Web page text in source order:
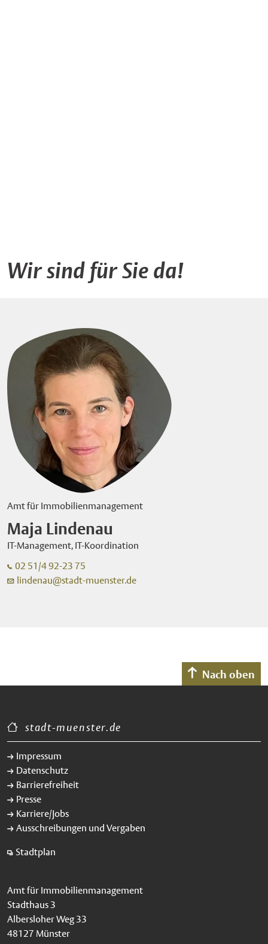
Wir sind für Sie da!
Amt für Immobilienmanagement
Maja Lindenau
IT-Management, IT-Koordination
02 51/4 92-23 75
lindenau@stadt-muenster.de
Nach oben
stadt-muenster.de
Impressum
Datenschutz
Barrierefreiheit
Presse
Karriere/Jobs
Ausschreibungen und Vergaben
Stadtplan
Amt für Immobilienmanagement
Stadthaus 3
Albersloher Weg 33
48127 Münster